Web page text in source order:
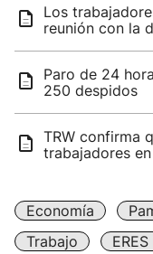
Los
reunión con la
Paro de 24
250 despidos
TRW confirma
trabajadores
Economía
Trabajo